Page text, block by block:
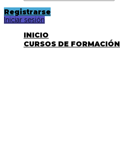
Registrarse
Iniciar sesión
INICIO
CURSOS DE FORMACIÓN